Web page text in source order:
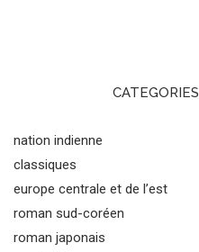
CATEGORIES
nation indienne
classiques
europe centrale et de l’est
roman sud-coréen
roman japonais